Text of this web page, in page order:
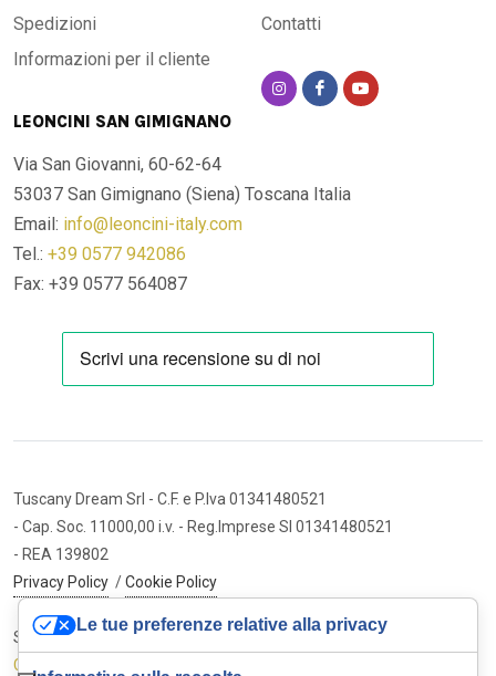
Spedizioni
Informazioni per il cliente
Contatti
LEONCINI SAN GIMIGNANO
Via San Giovanni, 60-62-64
53037 San Gimignano (Siena) Toscana Italia
Email: info@leoncini-italy.com
Tel.: +39 0577 942086
Fax: +39 0577 564087
Tuscany Dream Srl - C.F. e P.Iva 01341480521
- Cap. Soc. 11000,00 i.v. - Reg.Imprese SI 01341480521
- REA 139802
Privacy Policy /Cookie Policy
Sito internet ed e-commerce
Cybermarket Web Agency
Le tue preferenze relative alla privacy